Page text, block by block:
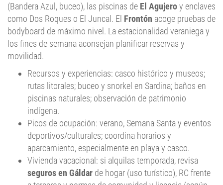
(Bandera Azul, buceo), las piscinas de El Agujeroy enclaves
como Dos Roques o El Juncal. El Frontón acoge pruebas de
bodyboard de máximo nivel. La estacionalidad veraniega y
los fines de semana aconsejan planificar reservas y
movilidad.
Recursos y experiencias: casco histórico y museos;
rutas litorales; buceo y snorkel en Sardina; baños en
piscinas naturales; observación de patrimonio
indígena.
Picos de ocupación: verano, Semana Santa y eventos
deportivos/culturales; coordina horarios y
aparcamiento, especialmente en playa y casco.
Vivienda vacacional: si alquilas temporada, revisa
seguros en Gáldar de hogar (uso turístico), RC frente